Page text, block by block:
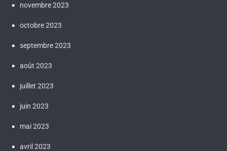
novembre 2023
octobre 2023
septembre 2023
août 2023
juillet 2023
juin 2023
mai 2023
avril 2023